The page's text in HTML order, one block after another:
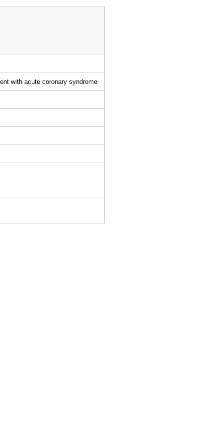
with acute coronary syndrome